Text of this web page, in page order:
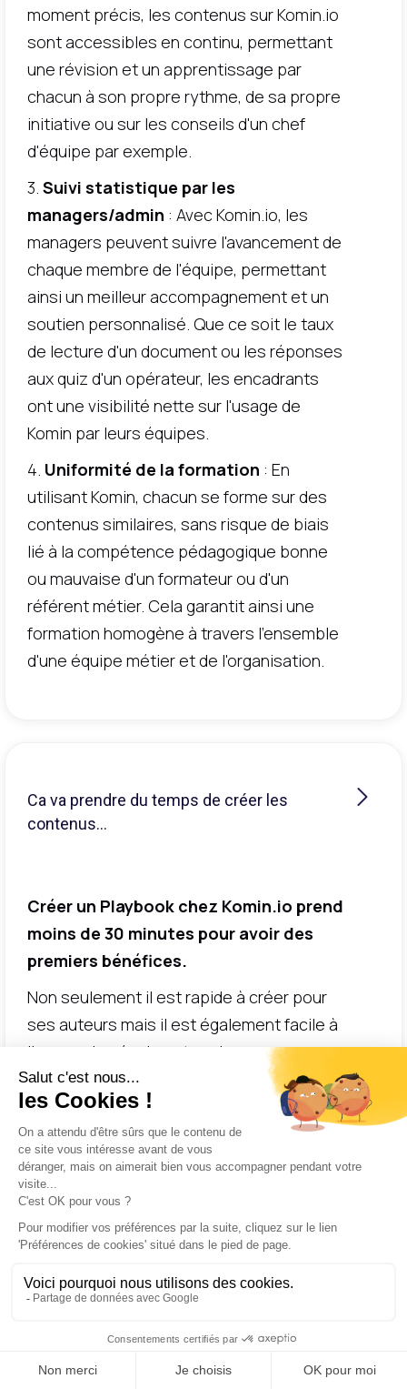
moment précis, les contenus sur Komin.io
sont accessibles en continu, permettant
une révision et un apprentissage par
chacun à son propre rythme, de sa propre
initiative ou sur les conseils d'un chef
d'équipe par exemple.
3. Suivi statistique par les
managers/admin : Avec Komin.io, les
managers peuvent suivre l'avancement de
chaque membre de l'équipe, permettant
ainsi un meilleur accompagnement et un
soutien personnalisé. Que ce soit le taux
de lecture d'un document ou les réponses
aux quiz d'un opérateur, les encadrants
ont une visibilité nette sur l'usage de
Komin par leurs équipes.
4. Uniformité de la formation : En
utilisant Komin, chacun se forme sur des
contenus similaires, sans risque de biais
lié à la compétence pédagogique bonne
ou mauvaise d'un formateur ou d'un
référent métier. Cela garantit ainsi une
formation homogène à travers l'ensemble
d'une équipe métier et de l'organisation.
Ca va prendre du temps de créer les
contenus...
Créer un Playbook chez Komin.io prend
moins de 30 minutes pour avoir des
premiers bénéfices.
Non seulement il est rapide à créer pour
ses auteurs mais il est également facile à
lire pour les équipes terrain.
La création de contenu semble exigeante
en termes de temps. C’est pour répondre
à cette crainte que nous avons élaboré
une solution qui révolutionne
véritablement la création de contenu et le
partage des connaissances en entreprise.
Nous nous appuyons sur les meilleures
pratiques pour garantir un processus de
création rapide :
Accompagnement en amont: Komin
vous guide pour identifier les cas d'usage